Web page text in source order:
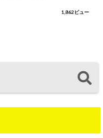
1,862ビュー